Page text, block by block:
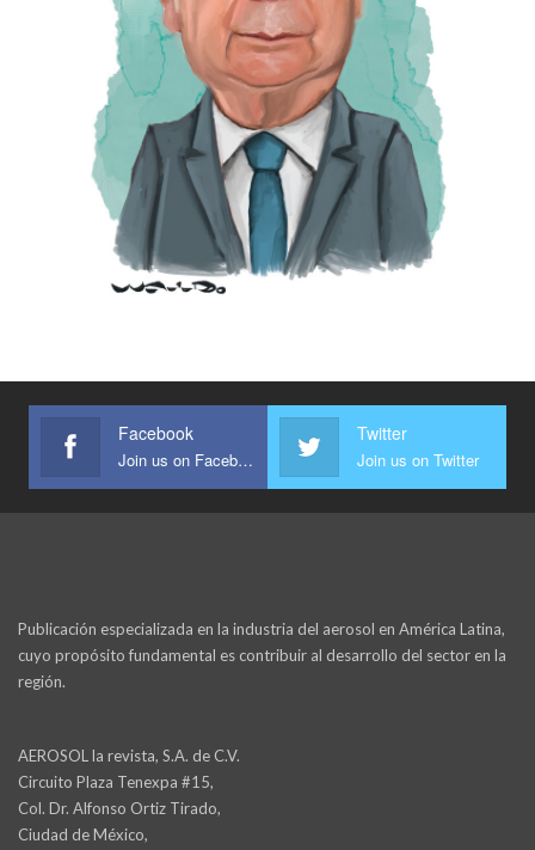
Facebook
Join us on Facebook
Twitter
Join us on Twitter
Publicación especializada en la industria del aerosol en América Latina,
cuyo propósito fundamental es contribuir al desarrollo del sector en la
región.
AEROSOL la revista, S.A. de C.V.
Circuito Plaza Tenexpa #15,
Col. Dr. Alfonso Ortiz Tirado,
Ciudad de México,